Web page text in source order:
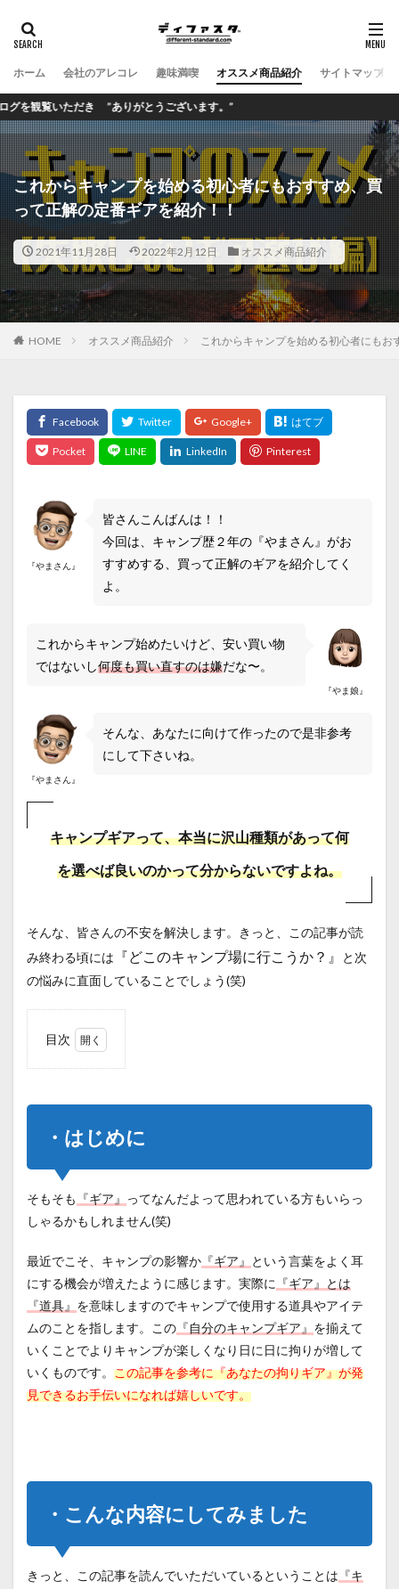
ホーム 会社のアレコレ 趣味満喫 オススメ商品紹介 サイトマップ
き ”ありがとうございます。”
これからキャンプを始める初心者にもおすすめ、買
って正解の定番ギアを紹介！！
2021年11月28日 2022年2月12日 オススメ商品紹介
HOME オススメ商品紹介 これからキャンプを始める初心者にも
『やまさん』
皆さんこんばんは！！
今回は、キャンプ歴２年の『やまさん』がお
すすめする、買って正解のギアを紹介してく
よ。
『やま娘』
これからキャンプ始めたいけど、安い買い物
ではないし何度も買い直すのは嫌だな〜。
『やまさん』
そんな、あなたに向けて作ったので是非参考
にして下さいね。
キャンプギアって、本当に沢山種類があって何
を選べば良いのかって分からないですよね。
そんな、皆さんの不安を解決します。きっと、この記事が読
み終わる頃には 『どこのキャンプ場に行こうか？』
と次
の悩みに直面していることでしょう(笑)
目次
2
んな
にし
てみ
た
3
・買っ
てよか
ったキ
ャンプ
ギアは
これ
だ！！
ルーメ
ナー
ンタン
・はじめに
そもそも 『ギア』 ってなんだよって思われている方もいらっ
しゃるかもしれません(笑)
最近でこそ、キャンプの影響か 『ギア』 という言葉をよく耳
にする機会が増えたように感じます。実際に 『ギア』とは
『道具』 を意味しますのでキャンプで使用する道具やアイテ
ムのことを指します。この 『自分のキャンプギア』 を揃えて
いくことでよりキャンプが楽しくなり日に日に拘りが増して
いくものです。 この記事を参考に『あなたの拘りギア』が発
見できるお手伝いになれば嬉しいです。
・こんな内容にしてみました
きっと、この記事を読んでいただいているということは 『キ